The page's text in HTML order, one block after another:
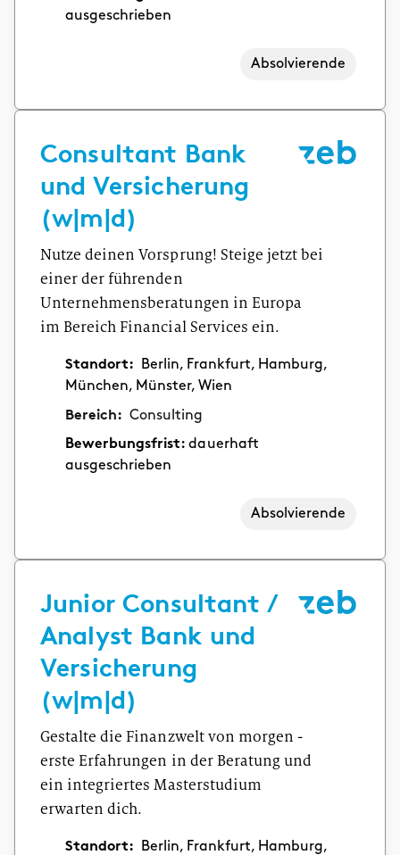
ausgeschrieben
Absolvierende
Consultant Bank
und Versicherung
(w|m|d)
Nutze deinen Vorsprung! Steige jetzt bei
einer der führenden
Unternehmensberatungen in Europa
im Bereich Financial Services ein.
Standort:
Berlin, Frankfurt, Hamburg,
München, Münster, Wien
Bereich: Consulting
Bewerbungsfrist:dauerhaft
ausgeschrieben
Absolvierende
Junior Consultant /
Analyst Bank und
Versicherung
(w|m|d)
Gestalte die Finanzwelt von morgen -
erste Erfahrungen in der Beratung und
ein integriertes Masterstudium
erwarten dich.
Standort:
Berlin, Frankfurt, Hamburg,